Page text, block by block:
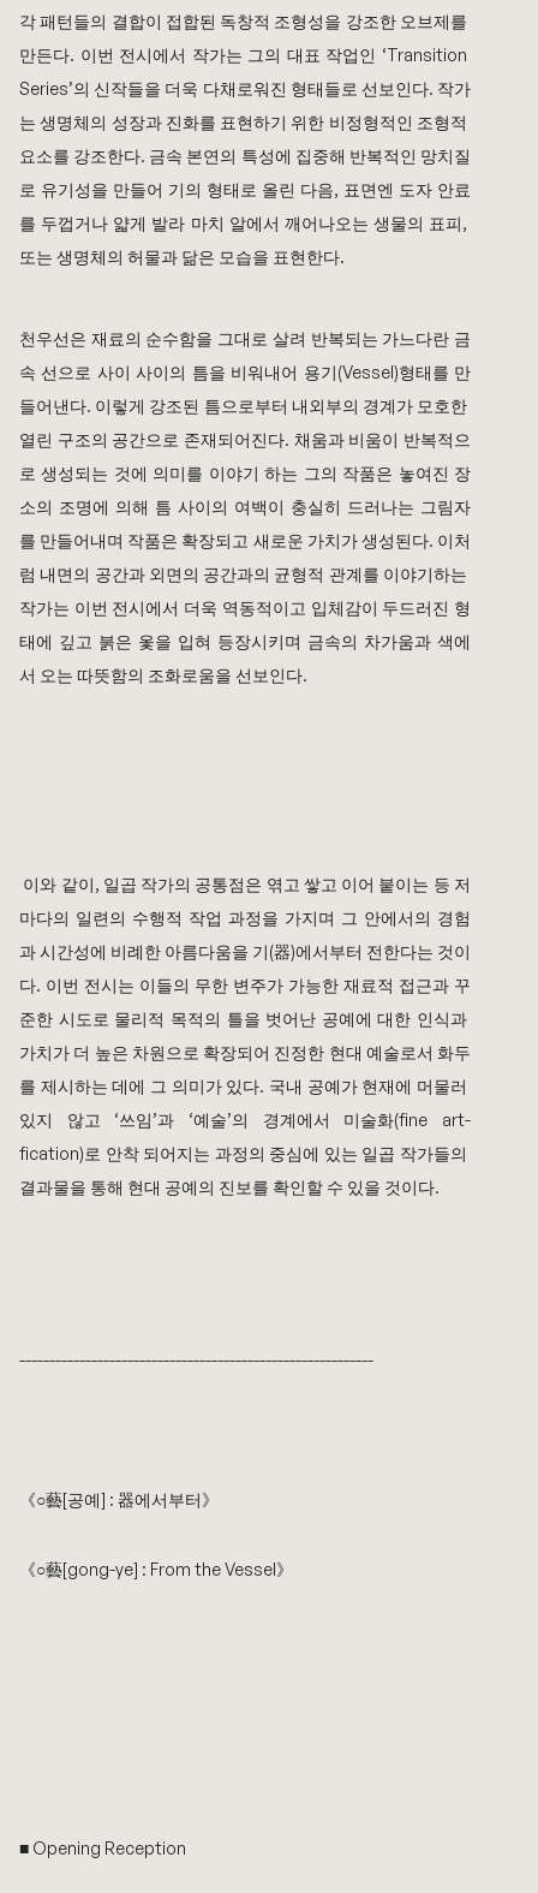
각 패턴들의 결합이 접합된 독창적 조형성을 강조한 오브제를
만든다. 이번 전시에서 작가는 그의 대표 작업인 ‘Transition
Series’의 신작들을 더욱 다채로워진 형태들로 선보인다. 작가
는 생명체의 성장과 진화를 표현하기 위한 비정형적인 조형적
요소를 강조한다. 금속 본연의 특성에 집중해 반복적인 망치질
로 유기성을 만들어 기의 형태로 올린 다음, 표면엔 도자 안료
를 두껍거나 얇게 발라 마치 알에서 깨어나오는 생물의 표피,
또는 생명체의 허물과 닮은 모습을 표현한다.
천우선은 재료의 순수함을 그대로 살려 반복되는 가느다란 금
속 선으로 사이 사이의 틈을 비워내어 용기(Vessel)형태를 만
들어낸다. 이렇게 강조된 틈으로부터 내외부의 경계가 모호한
열린 구조의 공간으로 존재되어진다. 채움과 비움이 반복적으
로 생성되는 것에 의미를 이야기 하는 그의 작품은 놓여진 장
소의 조명에 의해 틈 사이의 여백이 충실히 드러나는 그림자
를 만들어내며 작품은 확장되고 새로운 가치가 생성된다. 이처
럼 내면의 공간과 외면의 공간과의 균형적 관계를 이야기하는
작가는 이번 전시에서 더욱 역동적이고 입체감이 두드러진 형
태에 깊고 붉은 옻을 입혀 등장시키며 금속의 차가움과 색에
서 오는 따뜻함의 조화로움을 선보인다.
마다의 일련의 수행적 작업 과정을 가지며 그 안에서의 경험
과 시간성에 비례한 아름다움을 기(器)에서부터 전한다는 것이
다. 이번 전시는 이들의 무한 변주가 가능한 재료적 접근과 꾸
준한 시도로 물리적 목적의 틀을 벗어난 공예에 대한 인식과
가치가 더 높은 차원으로 확장되어 진정한 현대 예술로서 화두
를 제시하는 데에 그 의미가 있다. 국내 공예가 현재에 머물러
있지 않고 ‘쓰임’과 ‘예술’의 경계에서 미술화(fine art-
fication)로 안착 되어지는 과정의 중심에 있는 일곱 작가들의
결과물을 통해 현대 공예의 진보를 확인할 수 있을 것이다.
​-----------------------------------------------------------
《○藝[공예] : 器에서부터》
《○藝[gong-ye] : From the Vessel》
■ Opening Reception